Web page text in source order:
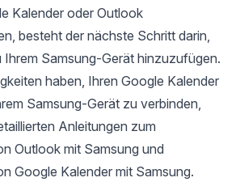
Kalender oder Outlook
besteht der nächste Schritt darin,
Ihrem Samsung-Gerät hinzuzufügen.
haben, Ihren Google Kalender
Samsung-Gerät zu verbinden,
Anleitungen zum
Outlook mit Samsung und
Google Kalender mit Samsung.